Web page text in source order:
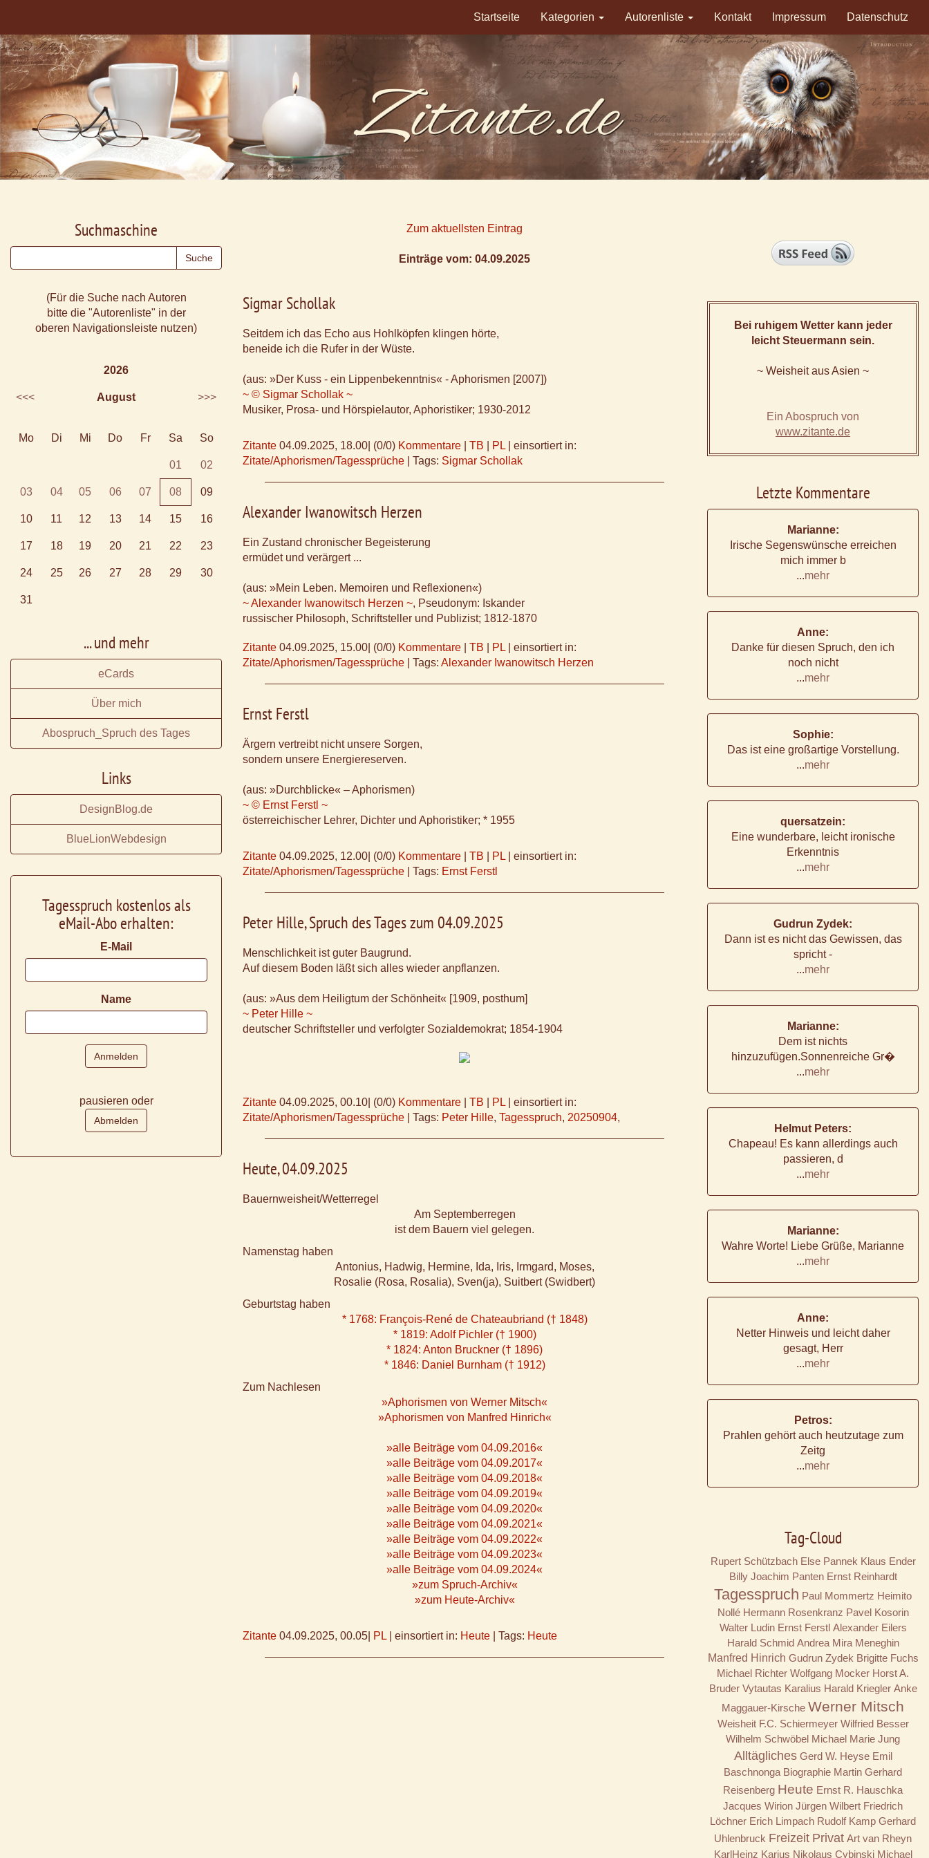
Startseite Kategorien Autorenliste Kontakt Impressum Datenschutz
Zum aktuellsten Eintrag
Einträge vom: 04.09.2025
Sigmar Schollak
Seitdem ich das Echo aus Hohlköpfen klingen hörte,
beneide ich die Rufer in der Wüste.
(aus: »Der Kuss - ein Lippenbekenntnis« - Aphorismen [2007])
~ © Sigmar Schollak ~
Musiker, Prosa- und Hörspielautor, Aphoristiker; 1930-2012
Zitante 04.09.2025, 18.00 (0/0) Kommentare TB PL
einsortiert in:
Zitate/Aphorismen/Tagessprüche
Tags: Sigmar Schollak
Alexander Iwanowitsch Herzen
Ein Zustand chronischer Begeisterung
ermüdet und verärgert ...
(aus: »Mein Leben. Memoiren und Reflexionen«)
~ Alexander Iwanowitsch Herzen ~, Pseudonym: Iskander
russischer Philosoph, Schriftsteller und Publizist; 1812-1870
Zitante 04.09.2025, 15.00 (0/0) Kommentare TB PL
einsortiert in:
Zitate/Aphorismen/Tagessprüche
Tags: Alexander Iwanowitsch Herzen
Ernst Ferstl
Ärgern vertreibt nicht unsere Sorgen,
sondern unsere Energiereserven.
(aus: »Durchblicke« – Aphorismen)
~ © Ernst Ferstl ~
österreichischer Lehrer, Dichter und Aphoristiker; * 1955
Zitante 04.09.2025, 12.00 (0/0) Kommentare TB PL
einsortiert in:
Zitate/Aphorismen/Tagessprüche
Tags: Ernst Ferstl
Peter Hille, Spruch des Tages zum 04.09.2025
Menschlichkeit ist guter Baugrund.
Auf diesem Boden läßt sich alles wieder anpflanzen.
(aus: »Aus dem Heiligtum der Schönheit« [1909, posthum]
~ Peter Hille ~
deutscher Schriftsteller und verfolgter Sozialdemokrat; 1854-1904
Zitante 04.09.2025, 00.10 (0/0) Kommentare TB PL
einsortiert in:
Zitate/Aphorismen/Tagessprüche
Tags: Peter Hille, Tagesspruch, 20250904,
Heute, 04.09.2025
Bauernweisheit/Wetterregel
Am Septemberregen
ist dem Bauern viel gelegen.
Namenstag haben
Antonius, Hadwig, Hermine, Ida, Iris, Irmgard, Moses,
Rosalie (Rosa, Rosalia), Sven(ja), Suitbert (Swidbert)
Geburtstag haben
* 1768: François-René de Chateaubriand († 1848)
* 1819: Adolf Pichler († 1900)
* 1824: Anton Bruckner († 1896)
* 1846: Daniel Burnham († 1912)
Zum Nachlesen
»Aphorismen von Werner Mitsch«
»Aphorismen von Manfred Hinrich«
»alle Beiträge vom 04.09.2016«
»alle Beiträge vom 04.09.2017«
»alle Beiträge vom 04.09.2018«
»alle Beiträge vom 04.09.2019«
»alle Beiträge vom 04.09.2020«
»alle Beiträge vom 04.09.2021«
»alle Beiträge vom 04.09.2022«
»alle Beiträge vom 04.09.2023«
»alle Beiträge vom 04.09.2024«
»zum Spruch-Archiv«
»zum Heute-Archiv«
Zitante 04.09.2025, 00.05 PL einsortiert in: Heute Tags: Heute
Suchmaschine
(Für die Suche nach Autoren
bitte die "Autorenliste" in der
oberen Navigationsleiste nutzen)
2026
<<< August >>>
Mo Di Mi Do Fr Sa So
01 02
03 04 05 06 07 08 09
10 11 12 13 14 15 16
17 18 19 20 21 22 23
24 25 26 27 28 29 30
31
... und mehr
eCards
Über mich
Abospruch_Spruch des Tages
Links
DesignBlog.de
BlueLionWebdesign
Tagesspruch kostenlos als
eMail-Abo erhalten:
E-Mail
Name
pausieren oder
Bei ruhigem Wetter kann jeder
leicht Steuermann sein.
~ Weisheit aus Asien ~
Ein Abospruch von
www.zitante.de
Letzte Kommentare
Marianne:
Irische Segenswünsche erreichen
mich immer b
...mehr
Anne:
Danke für diesen Spruch, den ich
noch nicht
...mehr
Sophie:
Das ist eine großartige Vorstellung.
...mehr
quersatzein:
Eine wunderbare, leicht ironische
Erkenntnis
...mehr
Gudrun Zydek:
Dann ist es nicht das Gewissen, das
spricht -
...mehr
Marianne:
Dem ist nichts
hinzuzufügen.Sonnenreiche Gr�
...mehr
Helmut Peters:
Chapeau! Es kann allerdings auch
passieren, d
...mehr
Marianne:
Wahre Worte! Liebe Grüße, Marianne
...mehr
Anne:
Netter Hinweis und leicht daher
gesagt, Herr
...mehr
Petros:
Prahlen gehört auch heutzutage zum
Zeitg
...mehr
Tag-Cloud
Rupert Schützbach Else Pannek Klaus Ender
Billy Joachim Panten Ernst Reinhardt
Tagesspruch Paul Mommertz Heimito
Nollé Hermann Rosenkranz Pavel Kosorin
Walter Ludin Ernst Ferstl Alexander Eilers
Harald Schmid Andrea Mira Meneghin
Manfred Hinrich Gudrun Zydek Brigitte Fuchs
Michael Richter Wolfgang Mocker Horst A.
Bruder Vytautas Karalius Harald Kriegler Anke
Maggauer-Kirsche Werner Mitsch
Weisheit F.C. Schiermeyer Wilfried Besser
Wilhelm Schwöbel Michael Marie Jung
Alltägliches Gerd W. Heyse Emil
Baschnonga Biographie Martin Gerhard
Reisenberg Heute Ernst R. Hauschka
Jacques Wirion Jürgen Wilbert Friedrich
Löchner Erich Limpach Rudolf Kamp Gerhard
Uhlenbruck Freizeit Privat Art van Rheyn
KarlHeinz Karius Nikolaus Cybinski Michael